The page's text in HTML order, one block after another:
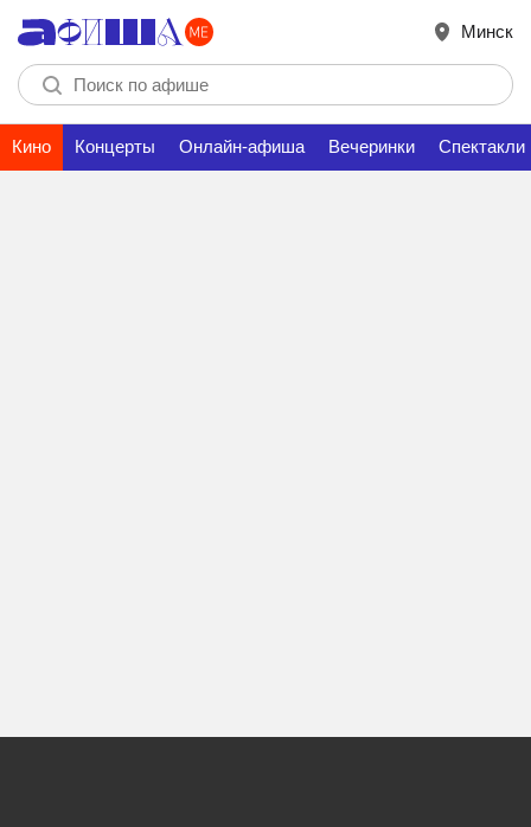
Минск
Кино Концерты Онлайн-афиша Вечеринки Спектакли